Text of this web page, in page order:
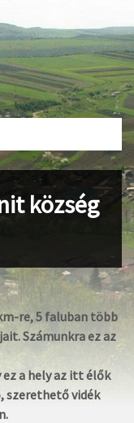
község
re, 5 faluban több
Számunkra ez az
a hely az itt élők
szerethető vidék